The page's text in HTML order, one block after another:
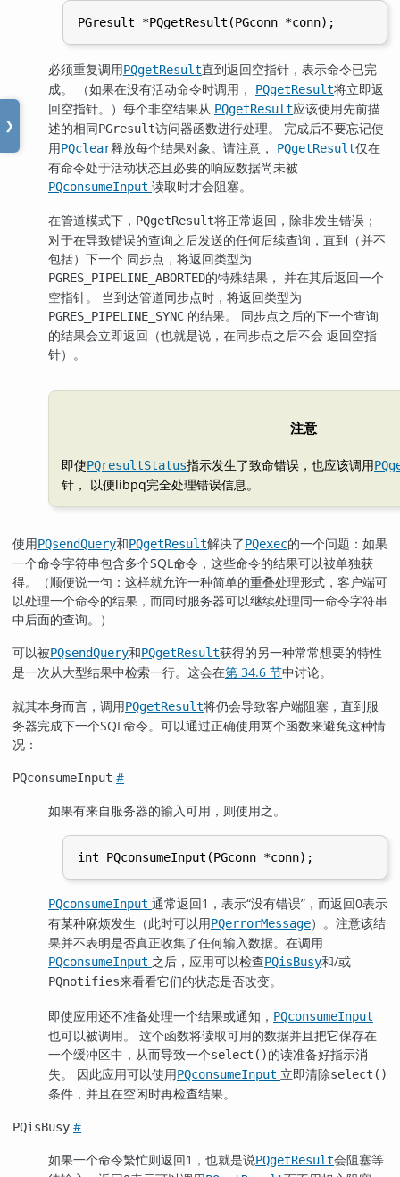
❯
必须重复调用PQgetResult直到返回空指针，表示命令已完
成。 （如果在没有活动命令时调用，
PQgetResult将立即返
回空指针。）每个非空结果从 PQgetResult应该使用先前描
述的相同PGresult访问器函数进行处理。 完成后不要忘记使
用PQclear释放每个结果对象。请注意， PQgetResult仅在
有命令处于活动状态且必要的响应数据尚未被
PQconsumeInput 读取时才会阻塞。
在管道模式下， PQgetResult将正常返回，除非发生错误；
对于在导致错误的查询之后发送的任何后续查询，直到（并不
包括）下一个 同步点，将返回类型为
PGRES_PIPELINE_ABORTED的特殊结果， 并在其后返回一个
空指针。 当到达管道同步点时，将返回类型为
PGRES_PIPELINE_SYNC 的结果。 同步点之后的下一个查询
的结果会立即返回（也就是说，在同步点之后不会 返回空指
针）。
注意
即使PQresultStatus指示发生了致命错误，也应该调用
针， 以便libpq完全处理错误信息。
使用PQsendQuery和PQgetResult解决了PQexec的一个问题：如果
一个命令字符串包含多个SQL 命令，这些命令的结果可以被单独获
得。（顺便说一句：这样就允许一种简单的重叠处理形式，客户端可
以处理一个命令的结果，而同时服务器可以继续处理同一命令字符串
中后面的查询。）
可以被PQsendQuery和PQgetResult获得的另一种常常想要的特性
是一次从大型结果中检索一行。这会在第 34.6 节中讨论。
就其本身而言，调用PQgetResult将仍会导致客户端阻塞，直到服
务器完成下一个SQL命令。可以通过正确使用两个函数来避免这种情
况：
PQconsumeInput #
如果有来自服务器的输入可用，则使用之。
PQconsumeInput 通常返回1，表示“没有错误” ，而返回0表示
有某种麻烦发生（此时可以用PQerrorMessage）。注意该结
果并不表明是否真正收集了任何输入数据。在调用
PQconsumeInput 之后，应用可以检查PQisBusy和/或
PQnotifies来看看它们的状态是否改变。
即使应用还不准备处理一个结果或通知， PQconsumeInput
也可以被调用。 这个函数将读取可用的数据并且把它保存在
一个缓冲区中，从而导致一个select()的读准备好指示消
失。 因此应用可以使用PQconsumeInput 立即清除select()
条件，并且在空闲时再检查结果。
PQisBusy #
如果一个命令繁忙则返回1，也就是说PQgetResult会阻塞等